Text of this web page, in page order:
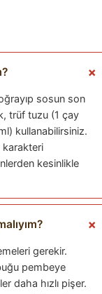
sosun son
trüf tuzu (1 çay
kullanabilirsiniz.
kesinlikle
gerekir.
pembeye
daha hızlı pişer.